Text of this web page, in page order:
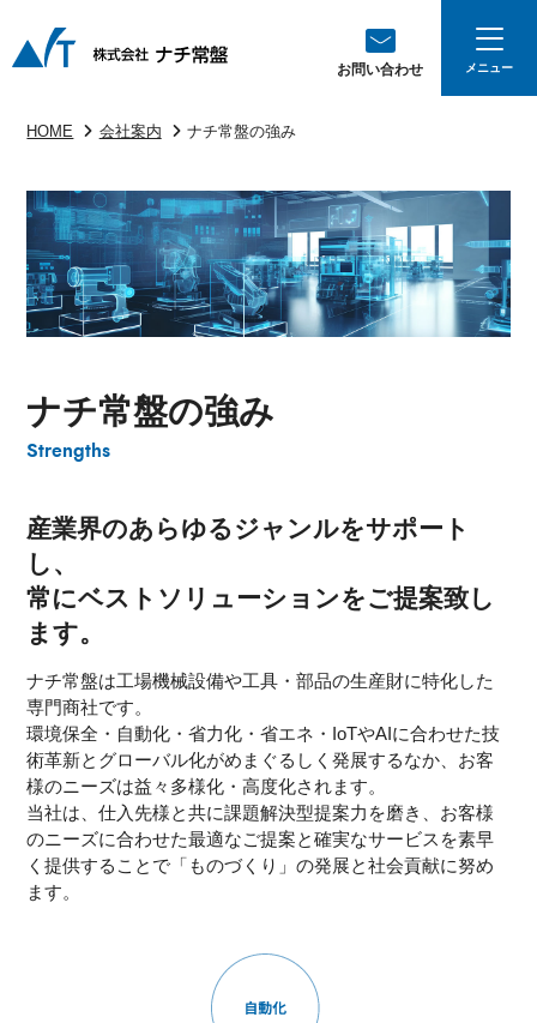
お問い合わせ
HOME 会社案内 ナチ常盤の強み
ナチ常盤の強み
Strengths
産業界のあらゆるジャンルをサポート
し、
常にベストソリューションをご提案致し
ます。
ナチ常盤は工場機械設備や工具・部品の生産財に特化した
専門商社です。
環境保全・自動化・省力化・省エネ・IoTやAIに合わせた技
術革新とグローバル化がめまぐるしく発展するなか、お客
様のニーズは益々多様化・高度化されます。
当社は、仕入先様と共に課題解決型提案力を磨き、お客様
のニーズに合わせた最適なご提案と確実なサービスを素早
く提供することで「ものづくり」の発展と社会貢献に努め
ます。